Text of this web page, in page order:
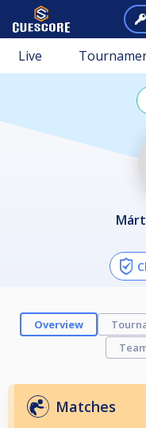
Live
Overview
Matches